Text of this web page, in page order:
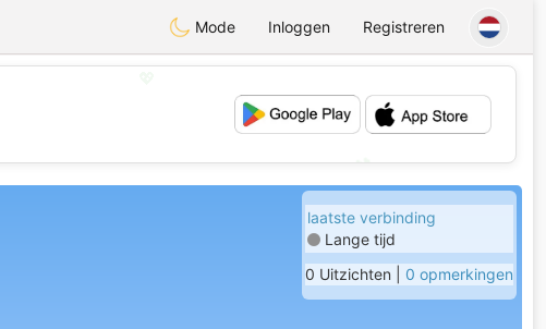
Mode Inloggen Registreren
laatste verbinding
Lange tijd
0 Uitzichten | 0 opmerkingen